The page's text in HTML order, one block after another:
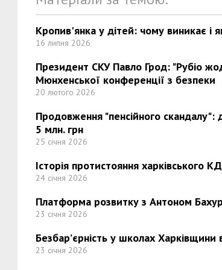
Кропив'янка у дітей: чому виникає і
16 липня 2026
Президент СКУ Павло Грод: "Рубіо
Мюнхенської конференції з безпеки
20 лютого 2026
Продовження "пенсійного скандалу":
5 млн. грн
25 січня 2026
Історія протистояння харківського
24 січня 2026
Платформа розвитку з Антоном
23 січня 2026
Безбар’єрність у школах
23 січня 2026